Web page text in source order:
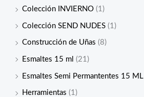
Colección INVIERNO (1)
Colección SEND NUDES (1)
Construcción de Uñas (8)
Esmaltes 15 ml (21)
Esmaltes Semi Permantentes 15 ML
Herramientas (1)